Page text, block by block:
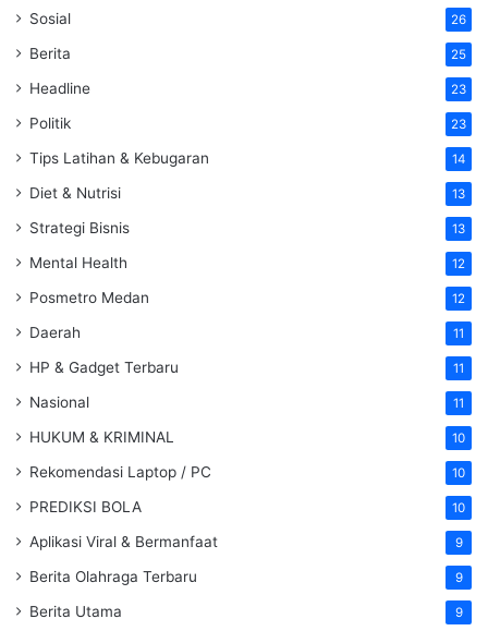
Sosial 26
Berita 25
Headline 23
Politik 23
Tips Latihan & Kebugaran 14
Diet & Nutrisi 13
Strategi Bisnis 13
Mental Health 12
Posmetro Medan 12
Daerah 11
HP & Gadget Terbaru 11
Nasional 11
HUKUM & KRIMINAL 10
Rekomendasi Laptop / PC 10
PREDIKSI BOLA 10
Aplikasi Viral & Bermanfaat 9
Berita Olahraga Terbaru 9
Berita Utama 9